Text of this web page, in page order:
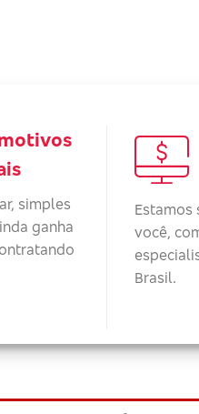
simples
ganha
Estamos
você,
Brasil.